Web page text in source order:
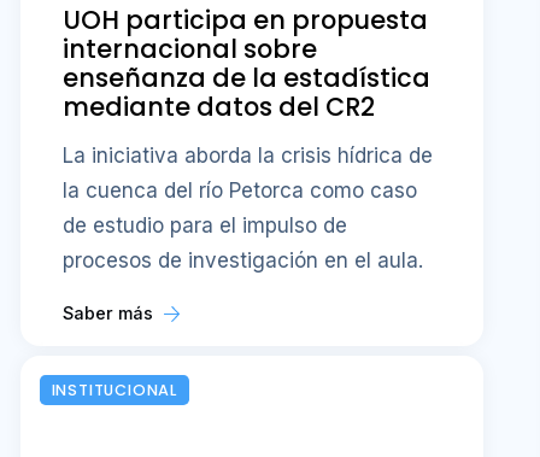
UOH participa en propuesta
internacional sobre
enseñanza de la estadística
mediante datos del CR2
La iniciativa aborda la crisis hídrica de
la cuenca del río Petorca como caso
de estudio para el impulso de
procesos de investigación en el aula.
Saber más
INSTITUCIONAL